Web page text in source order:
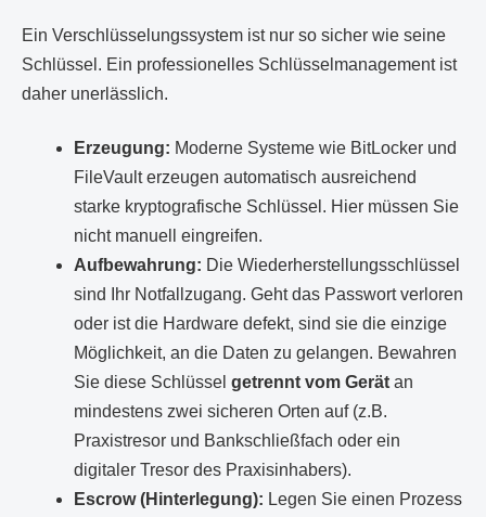
Ein Verschlüsselungssystem ist nur so sicher wie seine
Schlüssel. Ein professionelles Schlüsselmanagement ist
daher unerlässlich.
Erzeugung: Moderne Systeme wie BitLocker und
FileVault erzeugen automatisch ausreichend
starke kryptografische Schlüssel. Hier müssen Sie
nicht manuell eingreifen.
Aufbewahrung: Die Wiederherstellungsschlüssel
sind Ihr Notfallzugang. Geht das Passwort verloren
oder ist die Hardware defekt, sind sie die einzige
Möglichkeit, an die Daten zu gelangen. Bewahren
Sie diese Schlüssel getrennt vom Gerät an
mindestens zwei sicheren Orten auf (z.B.
Praxistresor und Bankschließfach oder ein
digitaler Tresor des Praxisinhabers).
Escrow (Hinterlegung): Legen Sie einen Prozess